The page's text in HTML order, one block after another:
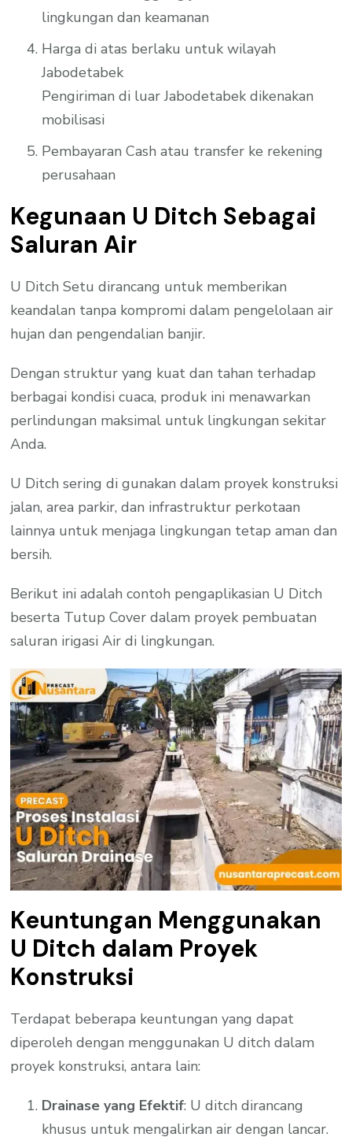
lingkungan dan keamanan
Harga di atas berlaku untuk wilayah
Jabodetabek
Pengiriman di luar Jabodetabek dikenakan
mobilisasi
Pembayaran Cash atau transfer ke rekening
perusahaan
Kegunaan U Ditch Sebagai
Saluran Air
U Ditch Setu dirancang untuk memberikan
keandalan tanpa kompromi dalam pengelolaan air
hujan dan pengendalian banjir.
Dengan struktur yang kuat dan tahan terhadap
berbagai kondisi cuaca, produk ini menawarkan
perlindungan maksimal untuk lingkungan sekitar
Anda.
U Ditch sering di gunakan dalam proyek konstruksi
jalan, area parkir, dan infrastruktur perkotaan
lainnya untuk menjaga lingkungan tetap aman dan
bersih.
Berikut ini adalah contoh pengaplikasian U Ditch
beserta Tutup Cover dalam proyek pembuatan
saluran irigasi Air di lingkungan.
Keuntungan Menggunakan
U Ditch dalam Proyek
Konstruksi
Terdapat beberapa keuntungan yang dapat
diperoleh dengan menggunakan U ditch dalam
proyek konstruksi, antara lain:
Drainase yang Efektif: U ditch dirancang
khusus untuk mengalirkan air dengan lancar.